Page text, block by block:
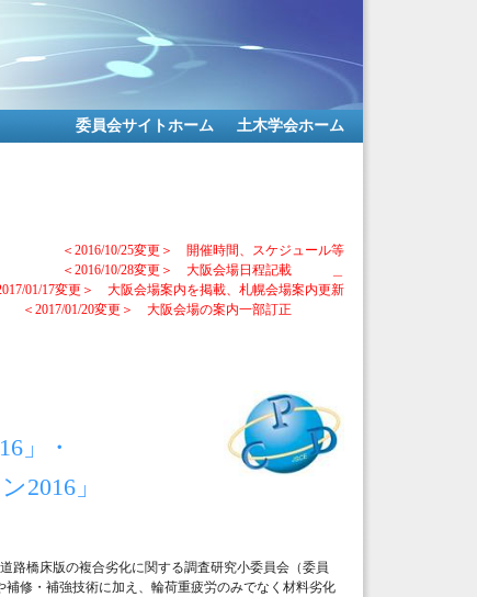
委員会サイトホーム 土木学会ホーム
＜2016/10/25変更＞ 開催時間、スケジュール等
＜2016/10/28変更＞ 大阪会場日程記載 ＿
01/17変更＞ 大阪会場案内を掲載、札幌会場案内更新
＜2017/01/20変更＞ 大阪会場の案内一部訂正
」・
2016」
路橋床版の複合劣化に関する調査研究小委員会（委員
修・補強技術に加え、輪荷重疲労のみでなく材料劣化